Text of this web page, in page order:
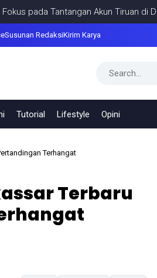
Tantangan Akun Tiruan di Dunia
Susunan RedaksiKirim Karya
Tutorial Lifestyle Opini
Terhangat
Terbaru